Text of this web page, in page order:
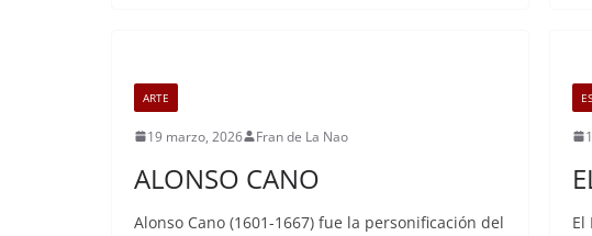
ARTE
19 marzo, 2026 Fran de La Nao
ALONSO CANO
Alonso Cano (1601-1667) fue la personificación del
El